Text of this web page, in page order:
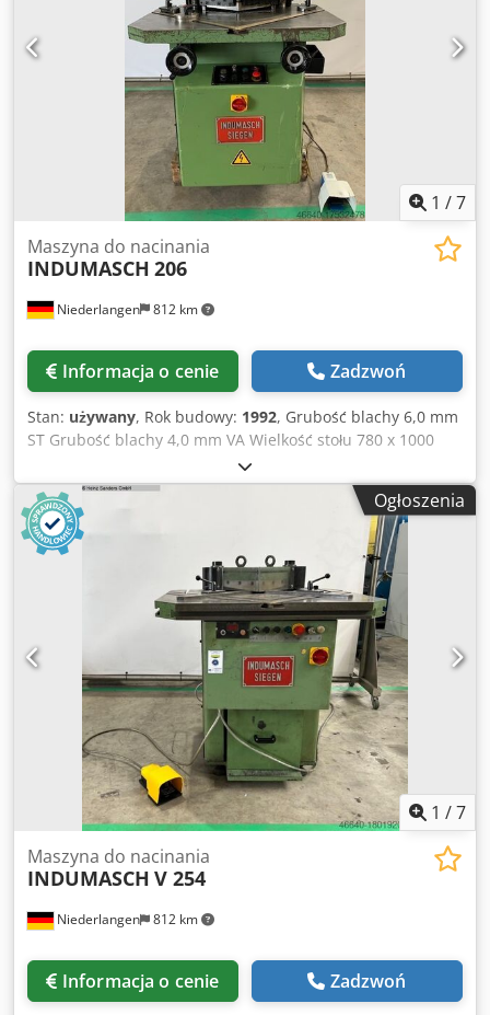
1 /7
Niederlangen 812 km
Maszyna do nacinania
INDUMASCH 206
Informacja o cenie Zadzwoń
Stan: używany, Rok budowy: 1992, Grubość blachy 6,0 mm
ST Grubość blachy 4,0 mm VA Wielkość stołu 780 x 1000
mm Długość noża 200 x 200 mm Liczba skoków na minutę
60 min Moc silnika 3 kW Waga maszyny ok. 1100 kg
Zapotrzebowanie miejsca ok. 1400 x 800 x 1300 mm
Wyposażenie: - elektrohydrauliczna wykrawarka
narożnikowa - 3x zderzaki pozycjonujące z dokładnością
blokady - Zakres regulacji 30 – 120 stopni, regulacja 2x
przednimi pokrętłami - elektryczna regulacja skoku za
pomocą wyświetlacza cyfrowego - nóż zapasowy (używany)
- lampa maszynowa Dcodpfx Aeu Dbv Tefiok - boczny
wyrzutnik odpadów - ruchomy pedał nożny - instrukcja
Ogłoszenia
1 /7
Niederlangen 812 km
Maszyna do nacinania
INDUMASCH V 254
Informacja o cenie Zadzwoń